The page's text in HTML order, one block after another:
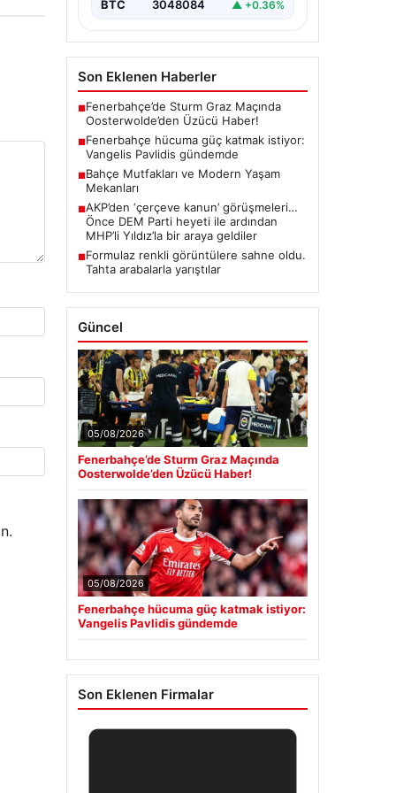
BTC 3048084 ▲ +0.36%
Son Eklenen Haberler
■Fenerbahçe’de Sturm Graz Maçında
Oosterwolde’den Üzücü Haber!
■Fenerbahçe hücuma güç katmak istiyor:
Vangelis Pavlidis gündemde
■Bahçe Mutfakları ve Modern Yaşam
Mekanları
■AKP’den ‘çerçeve kanun’ görüşmeleri…
Önce DEM Parti heyeti ile ardından
MHP’li Yıldız’la bir araya geldiler
■Formulaz renkli görüntülere sahne oldu.
Tahta arabalarla yarıştılar
Güncel
05/08/2026
Fenerbahçe’de Sturm Graz Maçında
Oosterwolde’den Üzücü Haber!
05/08/2026
Fenerbahçe hücuma güç katmak istiyor:
Vangelis Pavlidis gündemde
Son Eklenen Firmalar